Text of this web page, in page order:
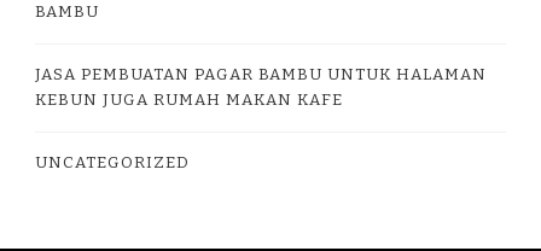
BAMBU
JASA PEMBUATAN PAGAR BAMBU UNTUK HALAMAN
KEBUN JUGA RUMAH MAKAN KAFE
UNCATEGORIZED